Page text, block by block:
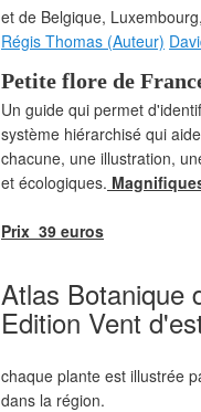
et de Belgique,
Régis Thomas (Auteur)
Petite flore de
Un guide qui permet
système hiérarchisé qui
chacune, une illustration,
et écologiques.
Prix 39 euros
Atlas Botanique
Edition Vent
chaque plante est illustrée
dans la région.